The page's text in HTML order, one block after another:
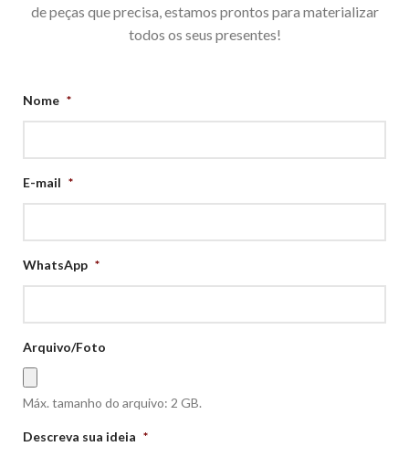
de peças que precisa, estamos prontos para materializar
todos os seus presentes!
Nome *
E-mail *
WhatsApp *
Arquivo/Foto
Máx. tamanho do arquivo: 2 GB.
Descreva sua ideia *